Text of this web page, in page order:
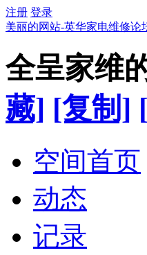
注册 登录
美丽的网站-英华家电维修论
全呈家维
藏] [复制]
空间首页
动态
记录